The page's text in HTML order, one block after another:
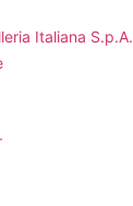
Italiana S.p.A.